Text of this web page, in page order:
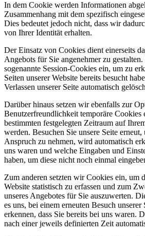
In dem Cookie werden Informationen
Zusammenhang mit dem spezifisch
Dies bedeutet jedoch nicht, dass wir
von Ihrer Identität erhalten.
Der Einsatz von Cookies dient einerseits
Angebots für Sie angenehmer zu
sogenannte Session-Cookies ein, um zu
Seiten unserer Website bereits besucht
Verlassen unserer Seite automatisch
Darüber hinaus setzen wir ebenfalls zur
Benutzerfreundlichkeit temporäre Cookies
bestimmten festgelegten Zeitraum auf
werden. Besuchen Sie unsere Seite
Anspruch zu nehmen, wird automatisch
uns waren und welche Eingaben und
haben, um diese nicht noch einmal
Zum anderen setzten wir Cookies ein, um
Website statistisch zu erfassen und zum
unseres Angebotes für Sie auszuwerten.
es uns, bei einem erneuten Besuch unserer
erkennen, dass Sie bereits bei uns waren.
nach einer jeweils definierten Zeit